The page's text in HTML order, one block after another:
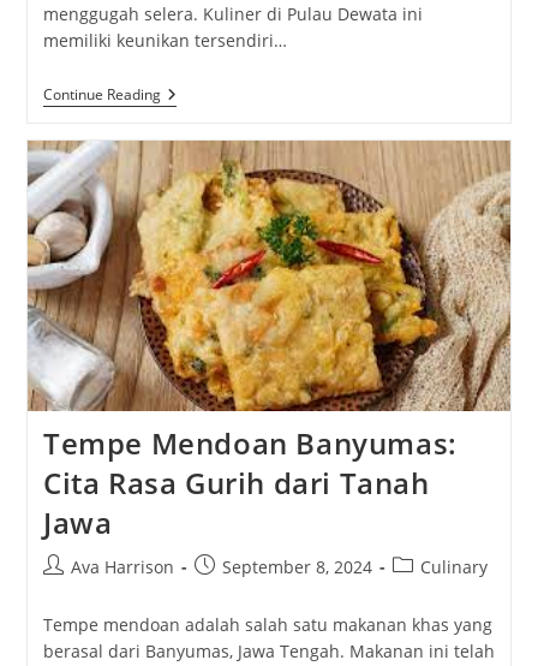
menggugah selera. Kuliner di Pulau Dewata ini
memiliki keunikan tersendiri…
Continue ReadingMakanan
Khas
Menjelajahi
Kuliner
Pulau
Dewata
Tempe Mendoan Banyumas:
Cita Rasa Gurih dari Tanah
Jawa
PostAva Harrison
PostSeptember 8, 2024
PostCulinary
Tempe mendoan adalah salah satu makanan khas yang
berasal dari Banyumas, Jawa Tengah. Makanan ini telah